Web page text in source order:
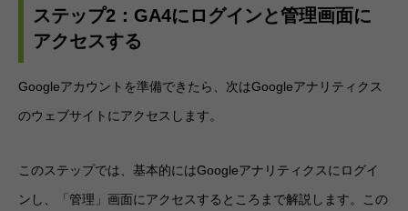
ステップ2：GA4にログインと管理画面に
アクセスする
Googleアカウントを準備できたら、次はGoogleアナリティクス
のウェブサイトにアクセスします。
このステップでは、基本的にはGoogleアナリティクスにログイ
ンし、「管理」画面にアクセスするところまで解説します。この